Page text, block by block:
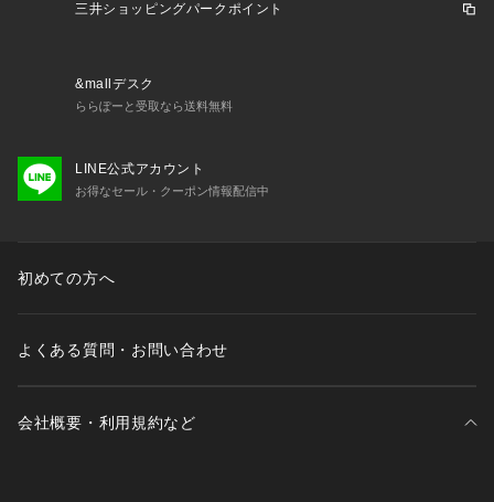
三井ショッピングパークポイント
&mallデスク
ららぽーと受取なら送料無料
LINE公式アカウント
お得なセール・クーポン情報配信中
初めての方へ
よくある質問・お問い合わせ
会社概要・利用規約など